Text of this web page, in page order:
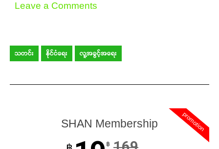
Leave a Comments
သတင်း နိုင်ငံရေး လူ့အခွင့်အရေး
promotion
SHAN Membership
฿